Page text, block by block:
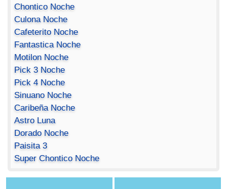
Chontico Noche
Culona Noche
Cafeterito Noche
Fantastica Noche
Motilon Noche
Pick 3 Noche
Pick 4 Noche
Sinuano Noche
Caribeña Noche
Astro Luna
Dorado Noche
Paisita 3
Super Chontico Noche